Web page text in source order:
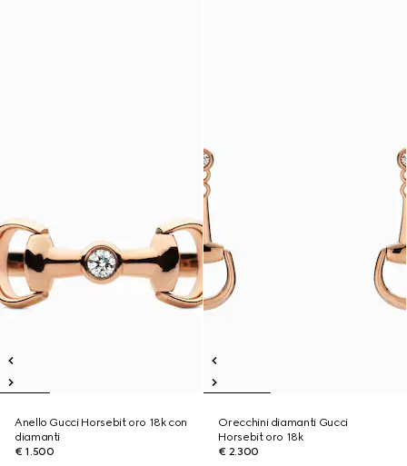
Anello Gucci Horsebit oro 18k con
diamanti
€ 1.500
Orecchini diamanti Gucci
Horsebit oro 18k
€ 2.300